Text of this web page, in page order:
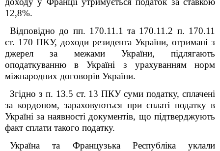
12,8%.
Відповідно до пп. 170.11.1 та 170.11.2 п. 170.11
ст. 170 ПКУ, доходи резидента України, отримані з
джерел за межами України, підлягають
оподаткуванню в Україні з урахуванням норм
міжнародних договорів України.
Згідно з п. 13.5 ст. 13 ПКУ суми податку, сплачені
за кордоном, зараховуються при сплаті податку в
Україні за наявності документів, що підтверджують
факт сплати такого податку.
Україна та Французька Республіка уклали